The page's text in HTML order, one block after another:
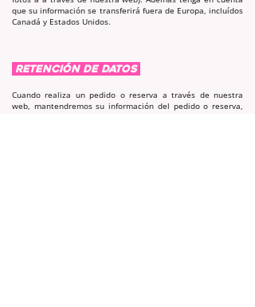
que su información se transferirá fuera de Europa, incluídos
Canadá y Estados Unidos.
RETENCIÓN DE DATOS
Cuando realiza un pedido o reserva a través de nuestra
web, mantendremos su información del pedido o reserva,